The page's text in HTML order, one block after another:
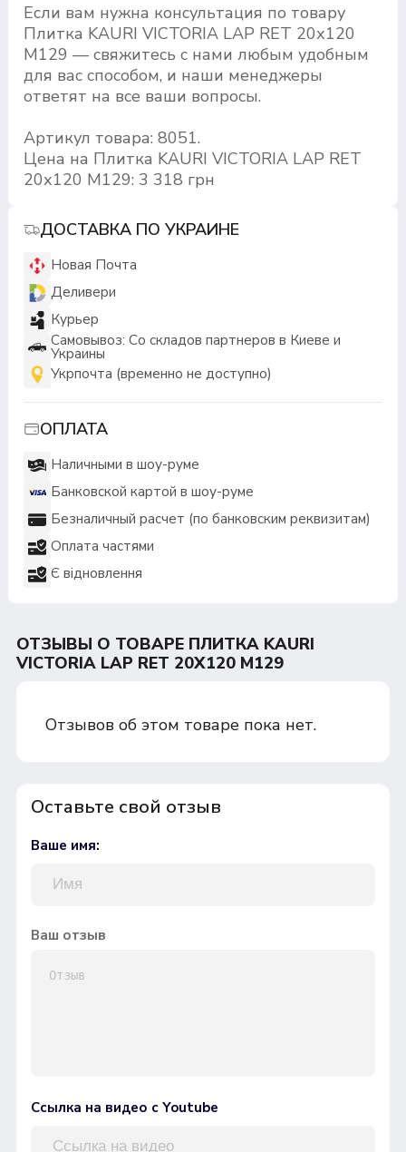
Если вам нужна консультация по товару
Плитка KAURI VICTORIA LAP RET 20х120
M129 — свяжитесь с нами любым удобным
для вас способом, и наши менеджеры
ответят на все ваши вопросы.
Артикул товара: 8051.
Цена на Плитка KAURI VICTORIA LAP RET
20х120 M129: 3 318 грн
ДОСТАВКА ПО УКРАИНЕ
Новая Почта
Деливери
Курьер
Самовывоз: Со складов партнеров в Киеве и
Украины
Укрпочта (временно не доступно)
ОПЛАТА
Наличными в шоу-руме
Банковской картой в шоу-руме
Безналичный расчет (по банковским реквизитам)
Оплата частями
Є відновлення
ОТЗЫВЫ О ТОВАРЕ ПЛИТКА KAURI
VICTORIA LAP RET 20Х120 M129
Отзывов об этом товаре пока нет.
Оставьте свой отзыв
Ваше имя:
Ваш отзыв
Ссылка на видео с Youtube